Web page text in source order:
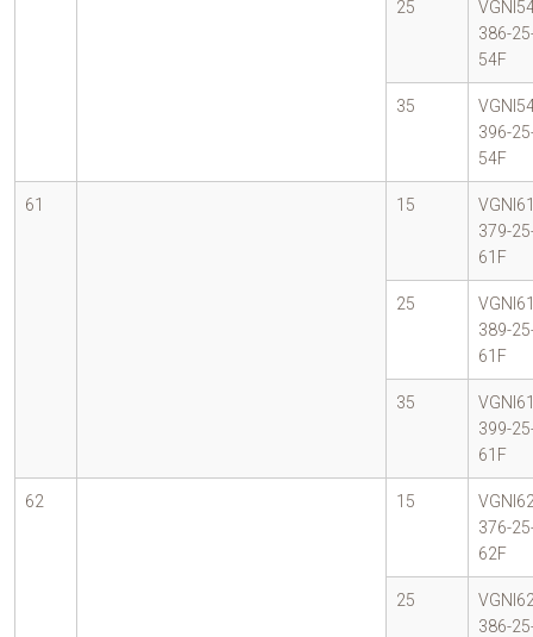
25
386-
54F
35
396-
54F
61 15
379-
61F
25
389-
61F
35
399-
61F
62 15
376-
62F
25
386-